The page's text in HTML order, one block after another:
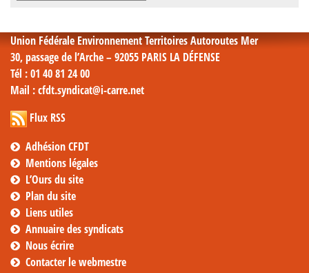
Union Fédérale Environnement Territoires Autoroutes Mer
30, passage de l’Arche – 92055 PARIS LA DÉFENSE
Tél : 01 40 81 24 00
Mail : cfdt.syndicat@i-carre.net
Flux RSS
Adhésion CFDT
Mentions légales
L’Ours du site
Plan du site
Liens utiles
Annuaire des syndicats
Nous écrire
Contacter le webmestre